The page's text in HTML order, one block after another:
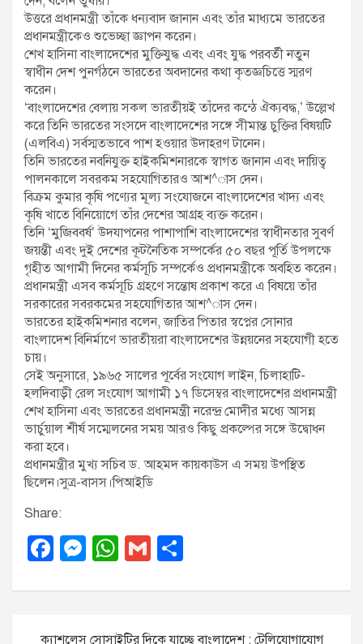
উত্তরে প্রধানমন্ত্রী তাঁকে ধন্যবাদ জানান এবং তাঁর মাধ্যমে ভারতের
প্রধানমন্ত্রীকেও শুভেচ্ছা জ্ঞাপন করেন।
শেখ হাসিনা বাংলাদেশের মুক্তিযুদ্ধ এবং এবং যুদ্ধ পরবর্তী নতুন
স্বাধীন দেশ পুনর্গঠনে ভারতের অবদানের কথা কৃতজ্ঞচিত্তে স্মরণ
করেন।
‘বাংলাদেশের বেলায় সকল ভারতীয়ই তাঁদের কন্ঠে ঐক্যবদ্ধ,’ উল্লেখ
করে তিনি ভারতের সংসদে বাংলাদেশের সঙ্গে সীমান্ত চুক্তির বিষয়টি
(এলবিএ) সর্বস্মতভাবে পাশ হওয়ার উদাহরণ টানেন।
তিনি ভারতের নবনিযুক্ত হাইকমিশনারকে স্বাগত জানান এবং দায়িত্ব
পালনকালে সবরকম সহযোগিতারও আশ^াস দেন।
বিক্রম কুমার কৃষি পণ্যের মূল্য সংযোজনে বাংলাদেশের খাদ্য এবং
কৃষি খাতে বিনিয়োগে তাঁর দেশের আগ্রহ ব্যক্ত করেন।
তিনি ‘মুজিববর্ষ’ উদযাপনের পাশাপাশি বাংলাদেশের স্বাধীনতার সুবর্ণ
জয়ন্তী এবং দুই দেশের কূটনৈতিক সম্পর্কের ৫০ বছর পূর্তি উপলক্ষে
গৃহীত আগামী দিনের কর্মসূচি সম্পর্কেও প্রধানমন্ত্রীকে অবহিত করেন।
প্রধানমন্ত্রী এসব কর্মসূচি গ্রহণে সন্তোষ প্রকাশ করে এ বিষয়ে তাঁর
সরকারের সবরকমের সহযোগিতার আশ^াস দেন।
ভারতের হাইকমিশনার বলেন, জাতির পিতার স্বপ্নের সোনার
বাংলাদেশ বিনির্মাণে ভারতীয়রা বাংলাদেশের উন্নয়নের সহযোগী হতে
চায়।
সেই অনুসারে, ১৯৬৫ সালের পূর্বের সংযোগ লাইন, চিলাহাটি-
হলদিবাড়ী রেল সংযোগ আগামী ১৭ ডিসেম্বর বাংলাদেশের প্রধানমন্ত্রী
শেখ হাসিনা এবং ভারতের প্রধানমন্ত্রী নরেন্দ্র মোদীর মধ্যে আসন্ন
ভার্চুয়াল শীর্ষ সম্মেলনের সময় আরও কিছু প্রকল্পের সঙ্গে উদ্বোধন
করা হবে।
প্রধানমন্ত্রীর মুখ্য সচিব ড. আহমদ কায়কাউস এ সময় উপস্থিত
ছিলেন।সুত্র-বাসস।পিআইডি
Share:
F
c
e
M
ss
W
at
s
G
ail ar
ক্যাশলেস সোসাইটির দিকে যাচ্ছে বাংলাদেশ : টেলিযোগাযোগ